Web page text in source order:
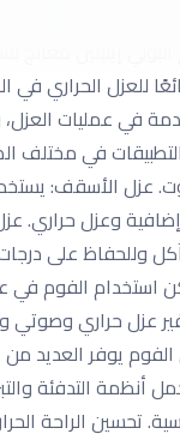
للعزل الحراري في
في عمليات
في مختلف
عزل الأسقف:
وعزل حراري.
وللحفاظ على درجات
استخدام الفوم
عزل حراري وصوتي
يوفر العديد
أنظمة التدفئة
تحسين الراحة